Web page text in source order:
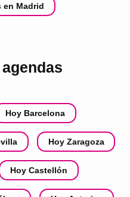
en Madrid
Hoy Barcelona
Hoy Zaragoza
Hoy Castellón